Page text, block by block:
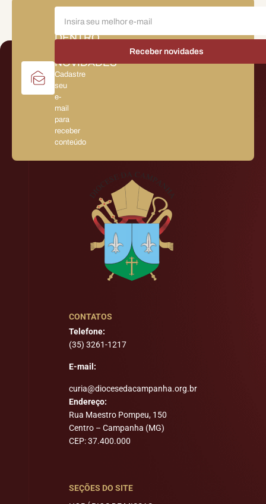
POR
DENTRO
NOVIDADES
Cadastre
seu
e-
mail
para
receber
conteúdo
CONTATOS
Telefone:
(35) 3261-1217
E-mail:
curia@diocesedacampanha.org.br
Endereço:
Rua Maestro Pompeu, 150
Centro – Campanha (MG)
CEP: 37.400.000
SEÇÕES DO SITE